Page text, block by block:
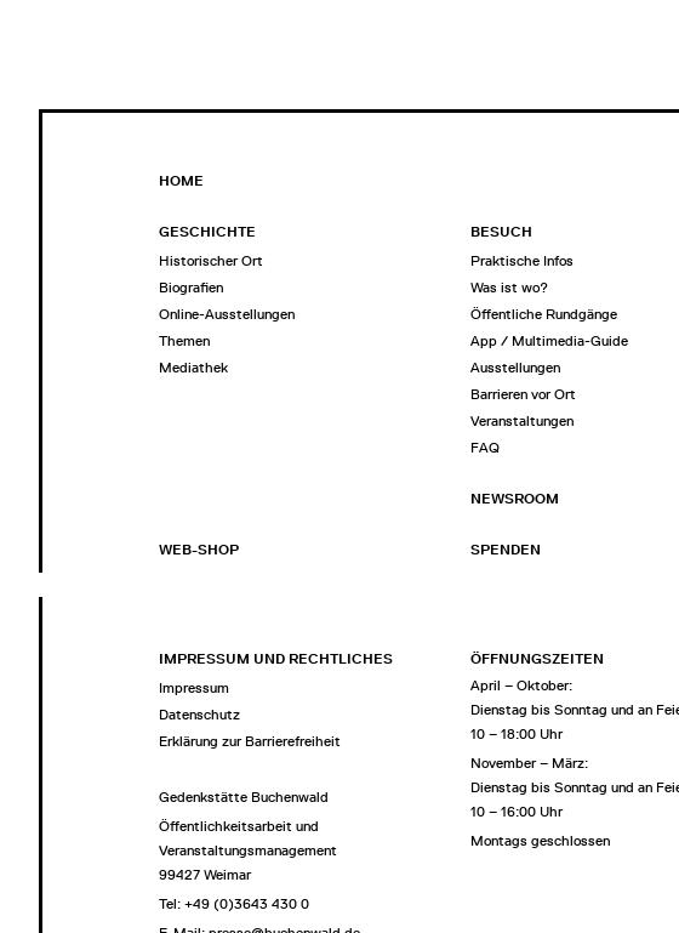
HOME
GESCHICHTE
Historischer Ort
Biografien
Online-Ausstellungen
Themen
Mediathek
BESUCH
Praktische Infos
Was ist wo?
Öffentliche Rundgänge
App / Multimedia-Guide
Ausstellungen
Barrieren vor Ort
Veranstaltungen
FAQ
NEWSROOM
WEB-SHOP SPENDEN
IMPRESSUM UND RECHTLICHES
Impressum
Datenschutz
Erklärung zur Barrierefreiheit
Gedenkstätte Buchenwald
Öffentlichkeitsarbeit und
Veranstaltungsmanagement
99427 Weimar
Tel: +49 (0)3643 430 0
ÖFFNUNGSZEITEN
April – Oktober:
Dienstag bis Sonntag und an
10 – 18:00 Uhr
November – März:
Dienstag bis Sonntag und an
10 – 16:00 Uhr
Montags geschlossen